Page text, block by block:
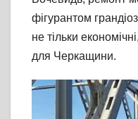
фігурантом
не тільки
для Черкащини.